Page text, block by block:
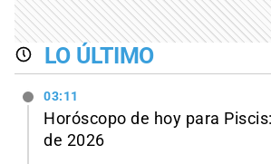
LO ÚLTIMO
03:11
Horóscopo de hoy para
de 2026